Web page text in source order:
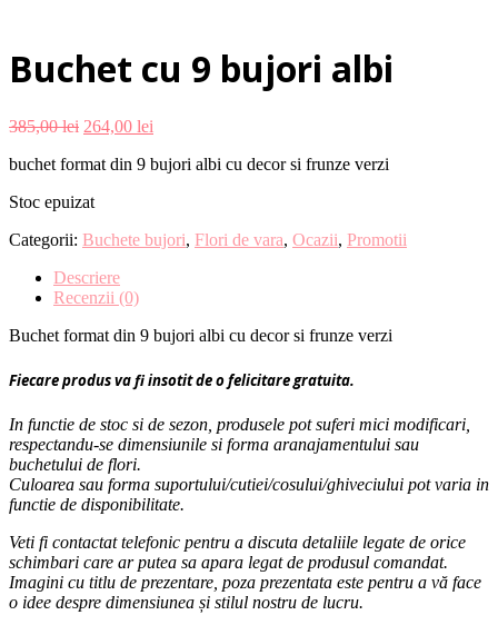
Buchet cu 9 bujori albi
385,00lei 264,00 lei
buchet format din 9 bujori albi cu decor si frunze verzi
Stoc epuizat
Categorii: Buchete bujori, Flori de vara, Ocazii, Promotii
Descriere
Recenzii (0)
Buchet format din 9 bujori albi cu decor si frunze verzi
Fiecare produs va fi insotit de o felicitare gratuita.
In functie de stoc si de sezon, produsele pot suferi mici modificari,
respectandu-se dimensiunile si forma aranajamentului sau
buchetului de flori.
Culoarea sau forma suportului/cutiei/cosului/ghiveciului pot varia in
functie de disponibilitate.
Veti fi contactat telefonic pentru a discuta detaliile legate de orice
schimbari care ar putea sa apara legat de produsul comandat.
Imagini cu titlu de prezentare, poza prezentata este pentru a vă face
o idee despre dimensiunea și stilul nostru de lucru.